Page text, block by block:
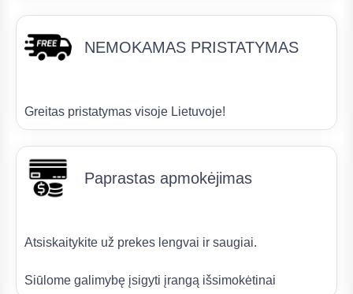
NEMOKAMAS PRISTATYMAS
Greitas pristatymas visoje Lietuvoje!
Paprastas apmokėjimas
Atsiskaitykite už prekes lengvai ir saugiai.
Siūlome galimybę įsigyti įrangą išsimokėtinai